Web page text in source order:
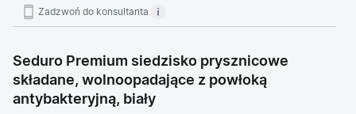
Zadzwoń do konsultanta
Seduro Premium siedzisko prysznicowe
składane, wolnoopadające z powłoką
antybakteryjną, biały